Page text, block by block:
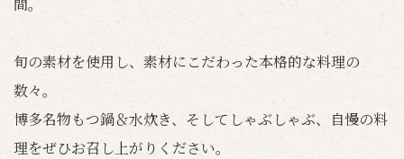
旬の素材を使用し、素材にこだわった本格的な料理の
数々。
博多名物もつ鍋＆水炊き、そしてしゃぶしゃぶ、自慢の料
理をぜひお召し上がりください。